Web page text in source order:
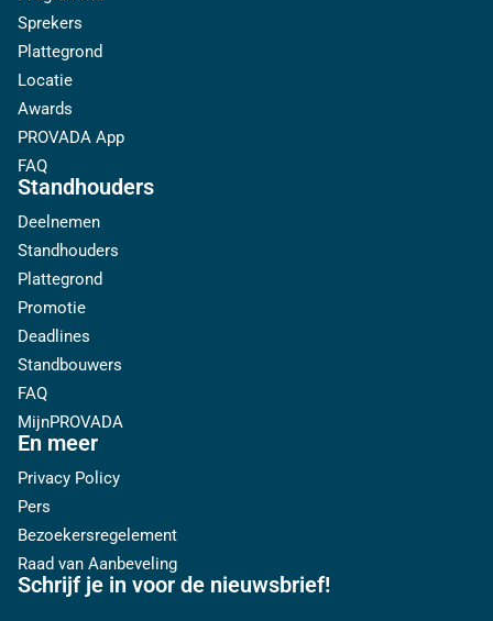
Sprekers
Plattegrond
Locatie
Awards
PROVADA App
FAQ
Standhouders
Deelnemen
Standhouders
Plattegrond
Promotie
Deadlines
Standbouwers
FAQ
MijnPROVADA
En meer
Privacy Policy
Pers
Bezoekersregelement
Raad van Aanbeveling
Schrijf je in voor de nieuwsbrief!